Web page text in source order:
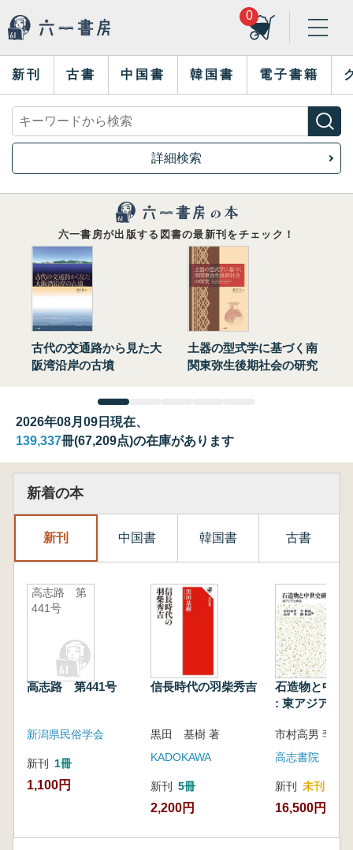
0
新刊 古書 中国書 韓国書 電子書籍
詳細検索
六一書房が出版する図書の最新刊をチェック！
古代の交通路から見た大
阪湾沿岸の古墳
土器の型式学に基づく南
関東弥生後期社会の研究
2026年08月09日現在、
139,337冊(67,209点)の在庫があります
新着の本
新刊 中国書 韓国書 古書
高志路 第
441号
高志路 第441号
新潟県民俗学会
新刊 1冊
1,100円
信長時代の羽柴秀吉
黒田 基樹 著
KADOKAWA
新刊 5冊
2,200円
石造物と中世
: 東アジアと
高志書院
新刊 未刊
16,500円